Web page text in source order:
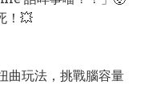
！💥
曲玩法，挑戰腦容量